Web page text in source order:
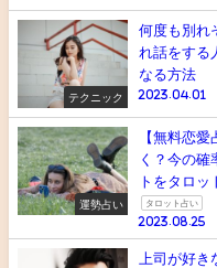
テクニック
何度も別れ
れ話をする
なる方法
2023.04.01
運勢占い
【無料恋
く？今の確
トをタロッ
タロット占い
2023.08.25
上司が好